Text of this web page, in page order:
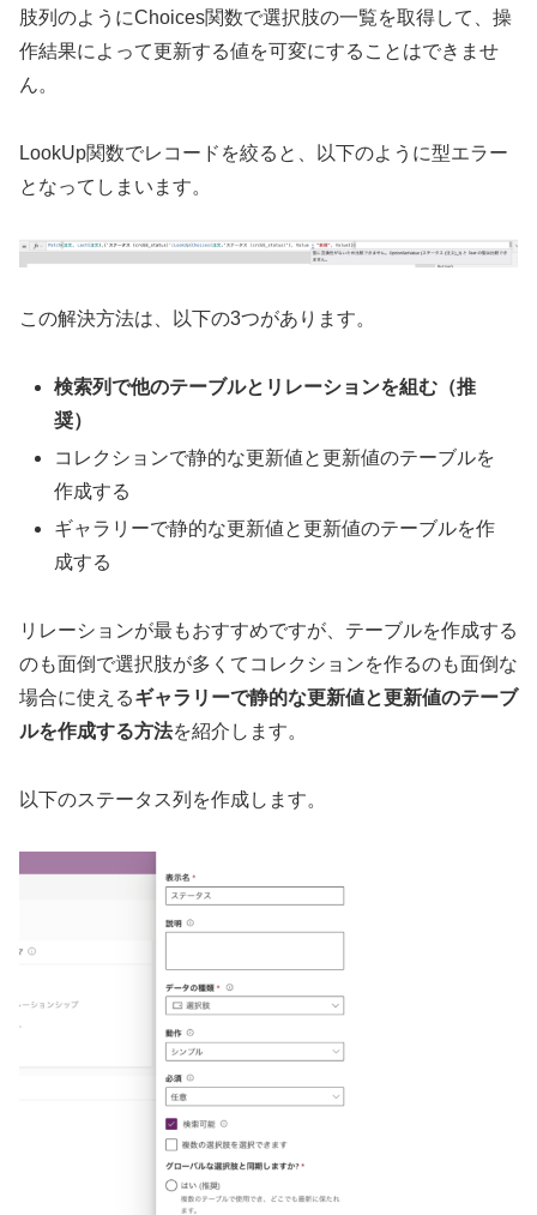
肢列のようにChoices関数で選択肢の一覧を取得して、操
作結果によって更新する値を可変にすることはできませ
ん。
LookUp関数でレコードを絞ると、以下のように型エラー
となってしまいます。
この解決方法は、以下の3つがあります。
検索列で他のテーブルとリレーションを組む（推
奨）
コレクションで静的な更新値と更新値のテーブルを
作成する
ギャラリーで静的な更新値と更新値のテーブルを作
成する
リレーションが最もおすすめですが、テーブルを作成する
のも面倒で選択肢が多くてコレクションを作るのも面倒な
場合に使えるギャラリーで静的な更新値と更新値のテーブ
ルを作成する方法を紹介します。
以下のステータス列を作成します。